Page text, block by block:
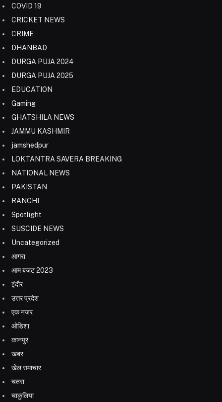
COVID 19
CRICKET NEWS
CRIME
DHANBAD
DURGA PUJA 2024
DURGA PUJA 2025
EDUCATION
Gaming
GHATSHILA NEWS
JAMMU KASHMIR
jamshedpur
LOKTANTRA SAVERA BREAKING
NATIONAL NEWS
PAKISTAN
RANCHI
Spotlight
SUSCIDE NEWS
Uncategorized
आगरा
आम बजट 2023
इंदौर
उत्तर प्रदेश
एक नजर
ओडिशा
कानपुर
खबर
खेल समाचार
चतरा
चाकुलिया